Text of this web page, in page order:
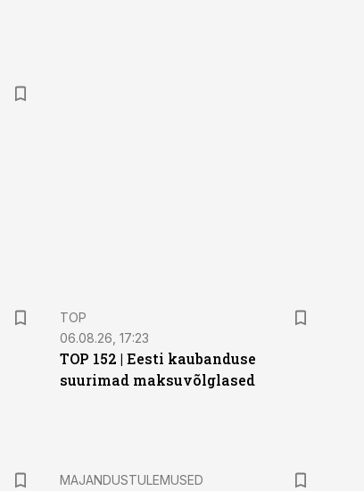
TOP
06.08.26, 17:23
TOP 152 | Eesti kaubanduse
suurimad maksuvõlglased
MAJANDUSTULEMUSED